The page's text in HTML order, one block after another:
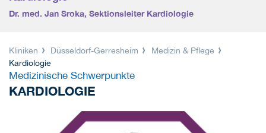
Dr. med. Jan Sroka, Sektionsleiter Kardiologie
Kliniken Düsseldorf-Gerresheim
Medizin & Pflege
Kardiologie
Medizinische Schwerpunkte
KARDIOLOGIE